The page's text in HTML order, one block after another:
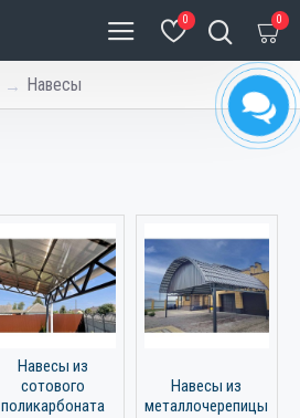
0 0
Навесы
Навесы из
сотового
поликарбоната
Навесы из
металлочерепицы